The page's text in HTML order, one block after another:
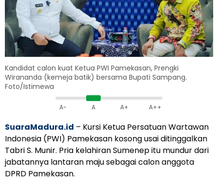
Kandidat calon kuat Ketua PWI Pamekasan, Prengki
Wirananda (kemeja batik) bersama Bupati Sampang.
Foto/Istimewa
A- A A+ A++
SuaraMadura.id – Kursi Ketua Persatuan Wartawan
Indonesia (PWI) Pamekasan kosong usai ditinggalkan
Tabri S. Munir. Pria kelahiran Sumenep itu mundur dari
jabatannya lantaran maju sebagai calon anggota
DPRD Pamekasan.